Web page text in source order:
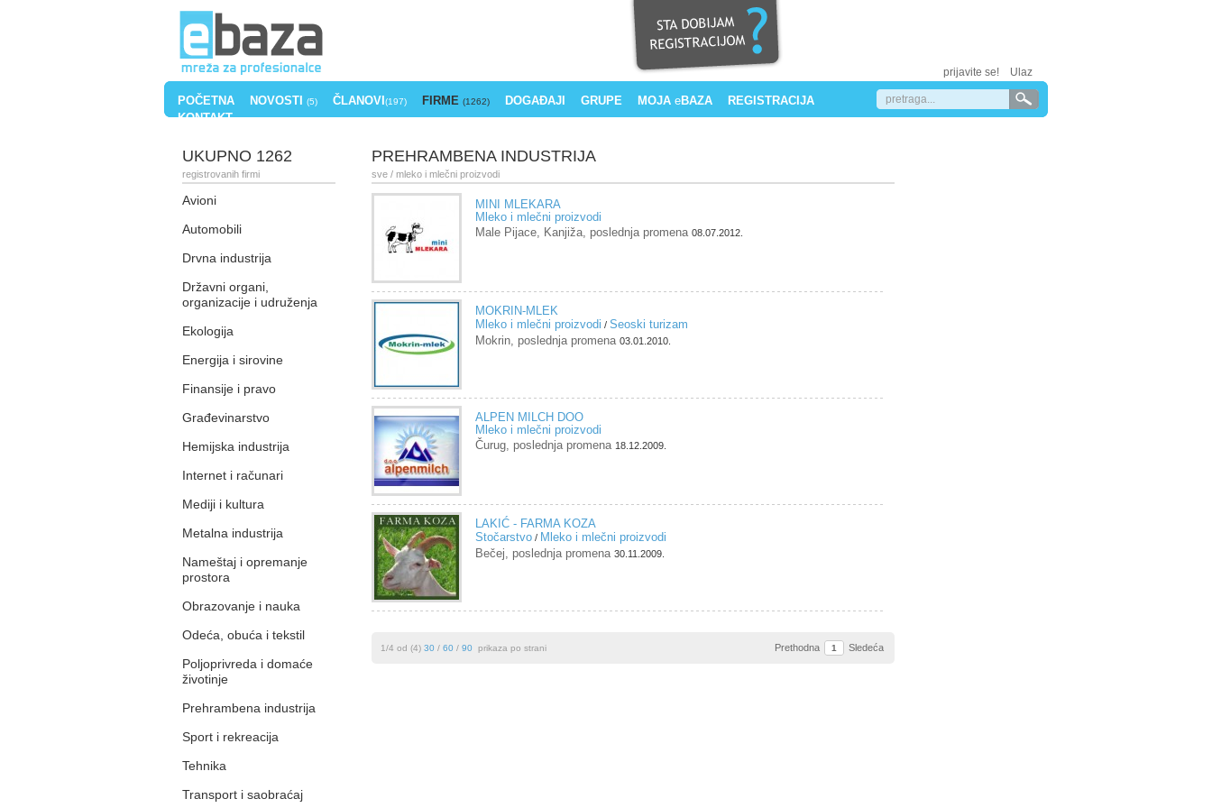
prijavite se! Ulaz
POČETNA NOVOSTI (5) ČLANOVI (197) FIRME (1262) DOGAĐAJI GRUPE MOJA eBAZA
REGISTRACIJA
KONTAKT
UKUPNO 1262
registrovanih firmi
Avioni
Automobili
Drvna industrija
Državni organi,
organizacije i udruženja
Ekologija
Energija i sirovine
Finansije i pravo
Građevinarstvo
Hemijska industrija
Internet i računari
Mediji i kultura
Metalna industrija
Nameštaj i opremanje
prostora
Obrazovanje i nauka
Odeća, obuća i tekstil
Poljoprivreda i domaće
životinje
Prehrambena industrija
Sport i rekreacija
Tehnika
Transport i saobraćaj
PREHRAMBENA INDUSTRIJA
sve / mleko i mlečni proizvodi
MINI MLEKARA
Mleko i mlečni proizvodi
Male Pijace, Kanjiža, poslednja promena 08.07.2012.
MOKRIN-MLEK
Mleko i mlečni proizvodi / Seoski turizam
Mokrin, poslednja promena 03.01.2010.
ALPEN MILCH DOO
Mleko i mlečni proizvodi
Čurug, poslednja promena 18.12.2009.
LAKIĆ - FARMA KOZA
Stočarstvo / Mleko i mlečni proizvodi
Bečej, poslednja promena 30.11.2009.
1/4 od (4) 30 / 60 / 90 prikaza po strani Prethodna 1 Sledeća